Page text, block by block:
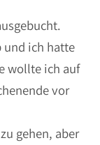
und ich hatte
wollte ich auf
vor
gehen, aber